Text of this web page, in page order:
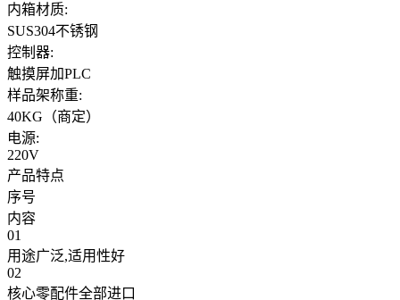
内箱材质:
SUS304不锈钢
控制器:
触摸屏加PLC
样品架称重:
40KG（商定）
电源:
220V
产品特点
序号
内容
01
用途广泛,适用性好
02
核心零配件全部进口